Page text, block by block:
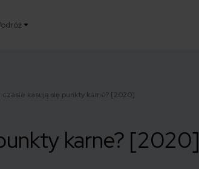
czasie kasują się punkty karne? [2020]
karne? [2020]